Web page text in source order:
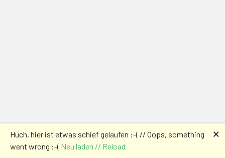
Huch, hier ist etwas schief gelaufen :-( // Oops, something
went wrong :-( Neu laden // Reload
🗙